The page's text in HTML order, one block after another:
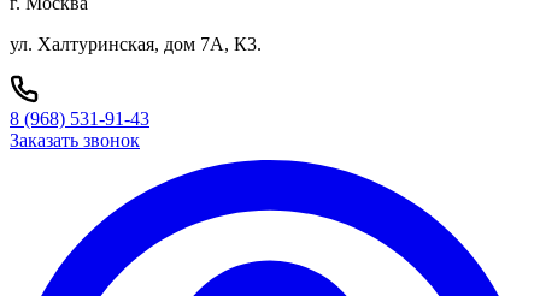
ул. Халтуринская, дом 7А, К3.
8 (968) 531-91-43
Заказать звонок